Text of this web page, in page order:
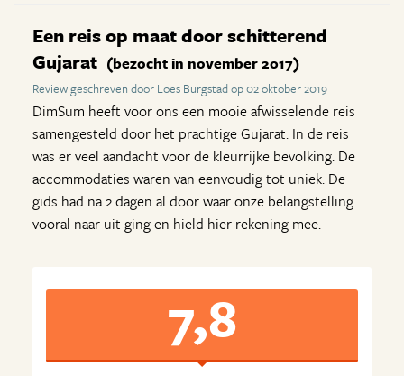
Een reis op maat door schitterend
Gujarat (bezocht in november 2017)
Review geschreven door Loes Burgstad op 02 oktober 2019
DimSum heeft voor ons een mooie afwisselende reis
samengesteld door het prachtige Gujarat. In de reis
was er veel aandacht voor de kleurrijke bevolking. De
accommodaties waren van eenvoudig tot uniek. De
gids had na 2 dagen al door waar onze belangstelling
vooral naar uit ging en hield hier rekening mee.
7,8